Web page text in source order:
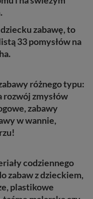
zabawę, to
33 pomysłów na
różnego typu:
rozwój zmysłów
zabawy
w wannie,
codziennego
zabaw z dzieckiem,
plastikowe